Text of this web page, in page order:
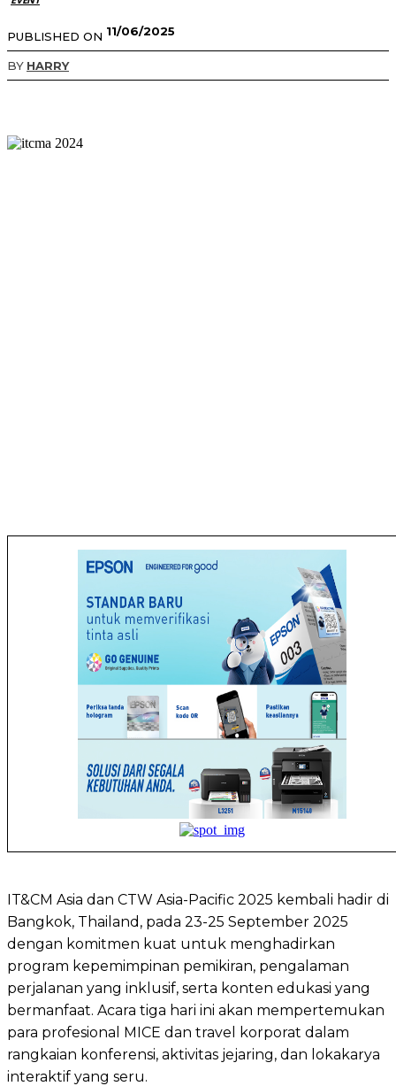
PUBLISHED ON 11/06/2025
BY HARRY
IT&CM Asia dan CTW Asia-Pacific 2025 kembali hadir di
Bangkok, Thailand, pada 23-25 September 2025
dengan komitmen kuat untuk menghadirkan
program kepemimpinan pemikiran, pengalaman
perjalanan yang inklusif, serta konten edukasi yang
bermanfaat. Acara tiga hari ini akan mempertemukan
para profesional MICE dan travel korporat dalam
rangkaian konferensi, aktivitas jejaring, dan lokakarya
interaktif yang seru.